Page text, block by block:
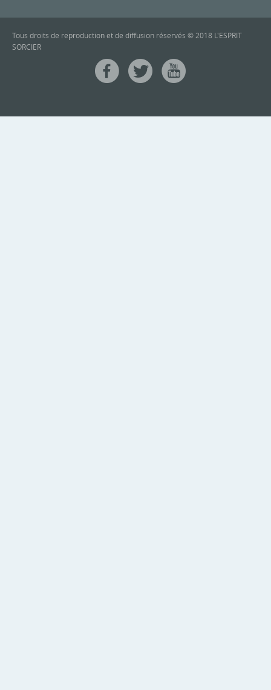
Tous droits de reproduction et de diffusion réservés © 2018 L'ESPRIT
SORCIER